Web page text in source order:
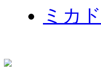
ミカ